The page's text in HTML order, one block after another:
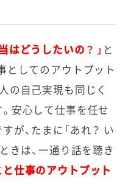
はどうしたいの？ 」 と
としてのアウトプット
の自己実現も同じく
安心して仕事を任せ
が、たまに「あれ？ い
きは、一通り話を聴き
仕事のアウトプット